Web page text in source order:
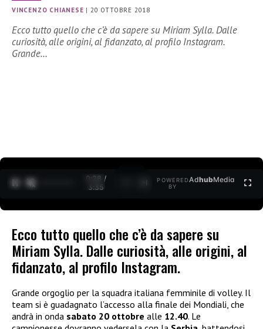
VINCENZO CHIANESE |20 OTTOBRE 2018
Ecco tutto quello che c’è da sapere su Miriam Sylla. Dalle
curiosità, alle origini, al fidanzato, al profilo Instagram.
Grande…
0:29 /
3:35
POWERED
BY
AdhubMedia
Ecco tutto quello che c’è da sapere su
Miriam Sylla. Dalle curiosità, alle origini, al
fidanzato, al profilo Instagram.
Grande orgoglio per la squadra italiana femminile di volley. Il
team si è guadagnato l’accesso alla finale dei Mondiali, che
andrà in onda sabato 20 ottobre alle 12.40. Le